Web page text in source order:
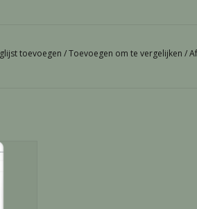
toevoegen /Toevoegen om te vergelijken /
- 10